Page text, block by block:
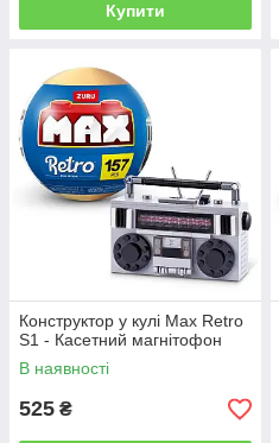
Купити
Конструктор у кулі Max Retro
S1 - Касетний магнітофон
В наявності
525 ₴